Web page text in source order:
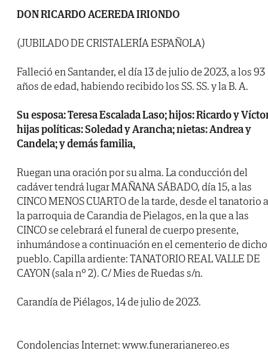
DON RICARDO ACEREDA IRIONDO
(JUBILADO DE CRISTALERÍA ESPAÑOLA)
Falleció en Santander, el día 13 de julio de 2023, a los 93
años de edad, habiendo recibido los SS. SS. y la B. A.
Su esposa: Teresa Escalada Laso; hijos: Ricardo y
hijas políticas: Soledad y Arancha; nietas: Andrea y
Candela; y demás familia,
Ruegan una oración por su alma. La conducción del
cadáver tendrá lugar MAÑANA SÁBADO, día 15, a las
CINCO MENOS CUARTO de la tarde, desde el tanatorio a
la parroquia de Carandia de Pielagos, en la que a las
CINCO se celebrará el funeral de cuerpo presente,
inhumándose a continuación en el cementerio de dicho
pueblo. Capilla ardiente: TANATORIO REAL VALLE DE
CAYON (sala nº 2). C/ Mies de Ruedas s/n.
Carandía de Piélagos, 14 de julio de 2023.
Condolencias Internet: www.funerarianereo.es